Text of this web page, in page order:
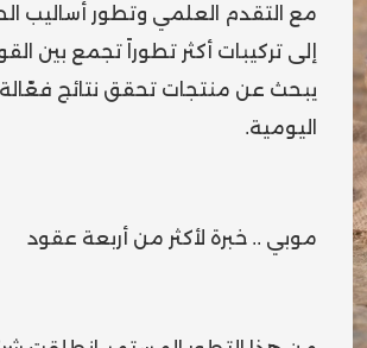
مع التقدم العلمي وتطور أساليب
إلى تركيبات أكثر تطوراً تجمع بين
يبحث عن منتجات تحقق نتائج فعّالة
اليومية.
موبي .. خبرة لأكثر من أربعة عقود